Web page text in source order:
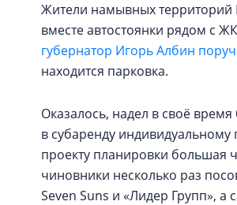
Жители намывных территорий
вместе автостоянки рядом с
губернатор Игорь Албин
находится парковка.
Оказалось, надел в своё
в субаренду
проекту планировки большая
чиновники несколько раз
Seven Suns и «Лидер Групп»,